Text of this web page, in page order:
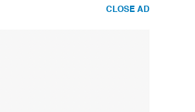
CLOSE AD